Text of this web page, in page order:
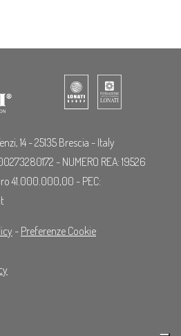
14 - 25135 Brescia - Italy
- NUMERO REA: 19526
41.000.000,00 - PEC:
- Preferenze Cookie